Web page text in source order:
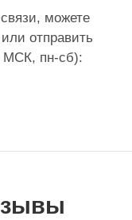
можете
отправить
МСК, пн-сб):